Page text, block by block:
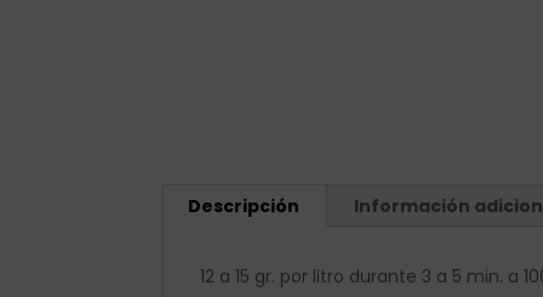
Descripción Información
12 a 15 gr. por litro durante 3 a 5 min. a